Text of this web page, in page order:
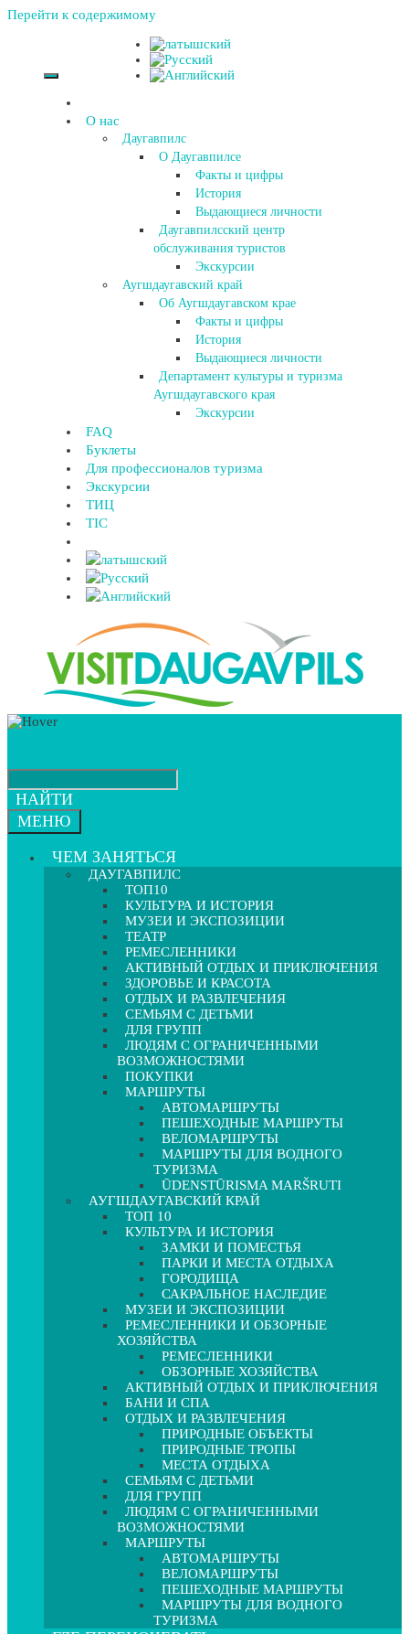
Перейти к содержимому
О нас
Даугавпилс
О Даугавпилсе
Факты и цифры
История
Выдающиеся личности
Даугавпилсский центр
обслуживания туристов
Экскурсии
Аугшдаугавский край
Об Аугшдаугавском крае
Факты и цифры
История
Выдающиеся личности
Департамент культуры и туризма
Аугшдаугавского края
Экскурсии
FAQ
Буклеты
Для профессионалов туризма
Экскурсии
ТИЦ
TIC
НАЙТИ
МЕНЮ
ЧЕМ ЗАНЯТЬСЯ
ДАУГАВПИЛС
ТОП10
КУЛЬТУРА И ИСТОРИЯ
МУЗЕИ И ЭКСПОЗИЦИИ
ТЕАТР
РЕМЕСЛЕННИКИ
АКТИВНЫЙ ОТДЫХ И ПРИКЛЮЧЕНИЯ
ЗДОРОВЬЕ И КРАСОТА
ОТДЫХ И РАЗВЛЕЧЕНИЯ
СЕМЬЯМ С ДЕТЬМИ
ДЛЯ ГРУПП
ЛЮДЯМ С ОГРАНИЧЕННЫМИ
ВОЗМОЖНОСТЯМИ
ПОКУПКИ
МАРШРУТЫ
АВТОМАРШРУТЫ
ПЕШЕХОДНЫЕ МАРШРУТЫ
ВЕЛОМАРШРУТЫ
МАРШРУТЫ ДЛЯ ВОДНОГО
ТУРИЗМА
ŪDENSTŪRISMA MARŠRUTI
АУГШДАУГАВСКИЙ КРАЙ
ТОП 10
КУЛЬТУРА И ИСТОРИЯ
ЗАМКИ И ПОМЕСТЬЯ
ПАРКИ И МЕСТА ОТДЫХА
ГОРОДИЩА
САКРАЛЬНОЕ НАСЛЕДИЕ
МУЗЕИ И ЭКСПОЗИЦИИ
РЕМЕСЛЕННИКИ И ОБЗОРНЫЕ
ХОЗЯЙСТВА
РЕМЕСЛЕННИКИ
ОБЗОРНЫЕ ХОЗЯЙСТВА
АКТИВНЫЙ ОТДЫХ И ПРИКЛЮЧЕНИЯ
БАНИ И СПА
ОТДЫХ И РАЗВЛЕЧЕНИЯ
ПРИРОДНЫЕ ОБЪЕКТЫ
ПРИРОДНЫЕ ТРОПЫ
МЕСТА ОТДЫХА
СЕМЬЯМ С ДЕТЬМИ
ДЛЯ ГРУПП
ЛЮДЯМ С ОГРАНИЧЕННЫМИ
ВОЗМОЖНОСТЯМИ
МАРШРУТЫ
АВТОМАРШРУТЫ
ВЕЛОМАРШРУТЫ
ПЕШЕХОДНЫЕ МАРШРУТЫ
МАРШРУТЫ ДЛЯ ВОДНОГО
ТУРИЗМА